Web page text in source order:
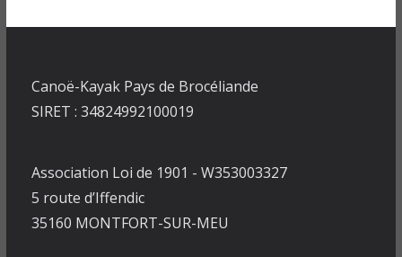
Canoë-Kayak Pays de Brocéliande
SIRET : 34824992100019
Association Loi de 1901 - W353003327
5 route d’Iffendic
35160 MONTFORT-SUR-MEU